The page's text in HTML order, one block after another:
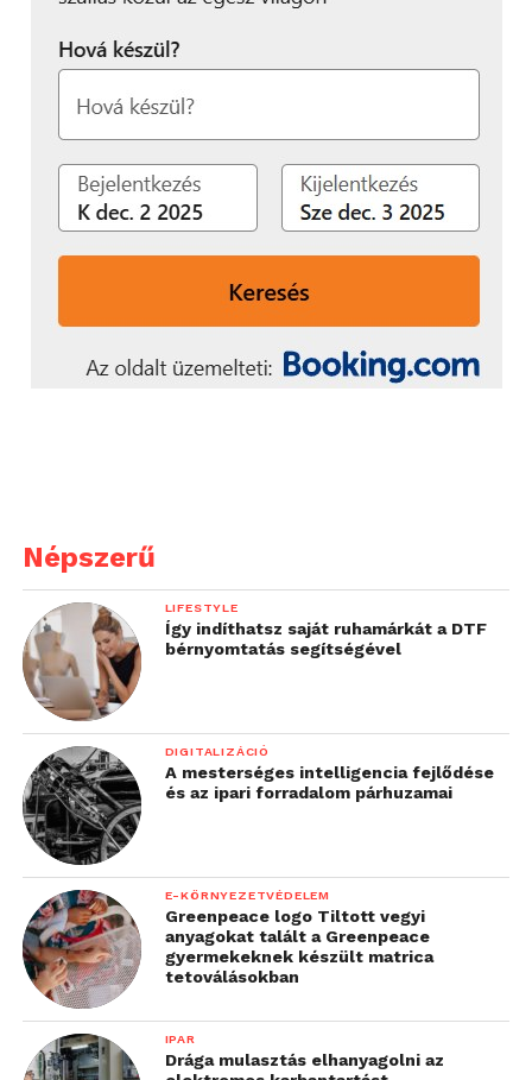
Népszerű
LIFESTYLE
Így indíthatsz saját ruhamárkát a DTF
bérnyomtatás segítségével
DIGITALIZÁCIÓ
A mesterséges intelligencia fejlődése
és az ipari forradalom párhuzamai
E-KÖRNYEZETVÉDELEM
Greenpeace logo Tiltott vegyi
anyagokat talált a Greenpeace
gyermekeknek készült matrica
tetoválásokban
IPAR
Drága mulasztás elhanyagolni az